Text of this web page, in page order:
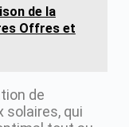
de la
Offres et
de
solaires, qui